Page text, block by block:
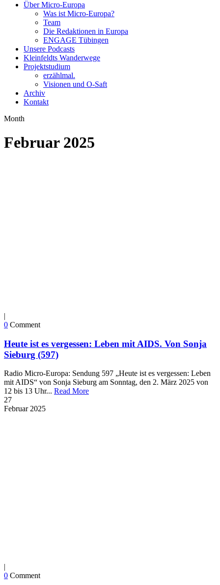
Über Micro-Europa
Was ist Micro-Europa?
Team
Die Redaktionen in Europa
ENGAGE Tübingen
Unsere Podcasts
Kleinfeldts Wanderwege
Projektstudium
erzählmal.
Visionen und O-Saft
Archiv
Kontakt
Month
Februar 2025
|
0 Comment
Heute ist es vergessen: Leben mit AIDS. Von Sonja
Sieburg (597)
Radio Micro-Europa: Sendung 597 „Heute ist es vergessen: Leben
mit AIDS“ von Sonja Sieburg am Sonntag, den 2. März 2025 von
12 bis 13 Uhr... Read More
27
Februar 2025
|
0 Comment